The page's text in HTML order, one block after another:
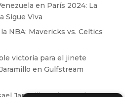
en París 2024: La
Sigue Viva
NBA: Mavericks vs. Celtics
victoria para el jinete
en Gulfstream